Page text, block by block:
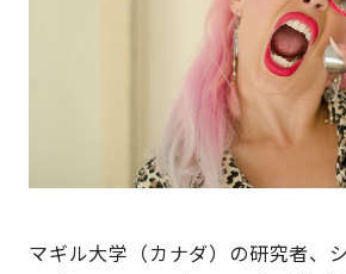
マギル大学（カナダ）の研究者、